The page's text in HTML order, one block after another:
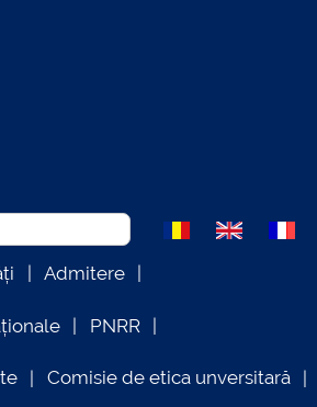
Admitere
PNRR
Comisie de etica unversitară